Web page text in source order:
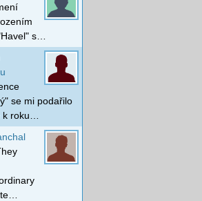
s…
se mi podařilo
roku…